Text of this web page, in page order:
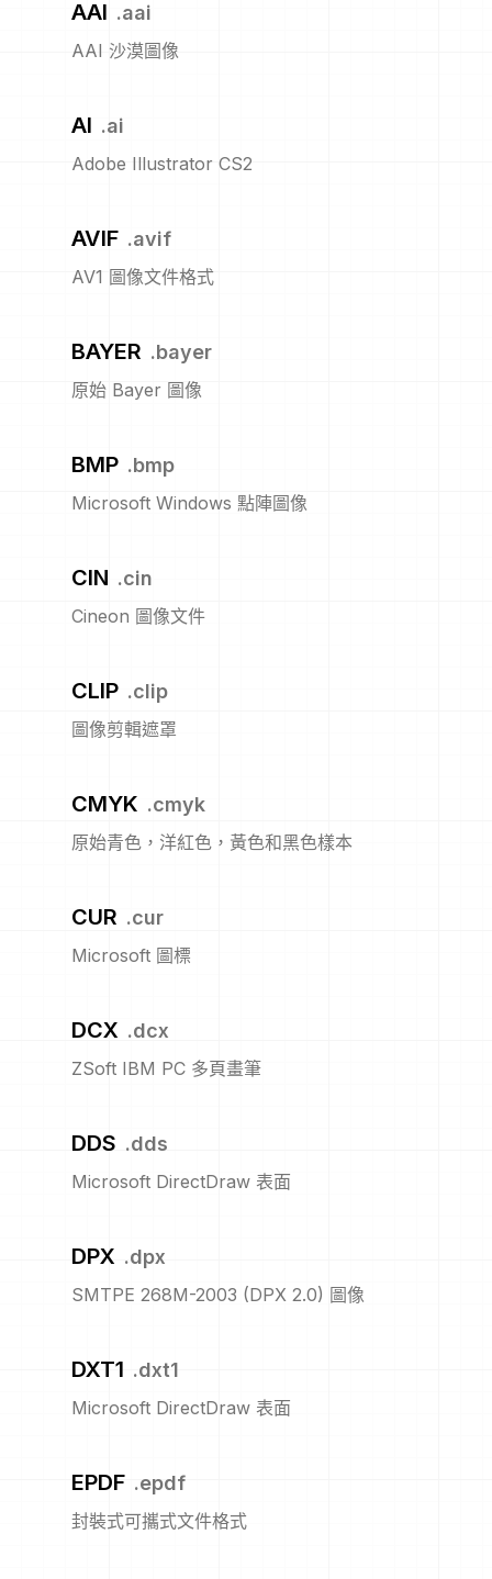
AAI .aai
AAI 沙漠圖像
AI .ai
Adobe Illustrator CS2
AVIF .avif
AV1 圖像文件格式
BAYER .bayer
原始 Bayer 圖像
BMP .bmp
Microsoft Windows 點陣圖像
CIN .cin
Cineon 圖像文件
CLIP .clip
圖像剪輯遮罩
CMYK .cmyk
原始青色，洋紅色，黃色和黑色樣本
CUR .cur
Microsoft 圖標
DCX .dcx
ZSoft IBM PC 多頁畫筆
DDS .dds
Microsoft DirectDraw 表面
DPX .dpx
SMTPE 268M-2003 (DPX 2.0) 圖像
DXT1 .dxt1
Microsoft DirectDraw 表面
EPDF .epdf
封裝式可攜式文件格式